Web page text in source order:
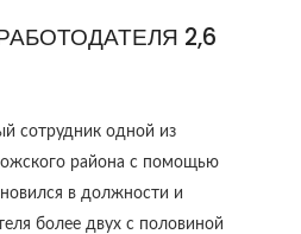
2,6
сотрудник одной из
района с помощью
в должности и
более двух с половиной